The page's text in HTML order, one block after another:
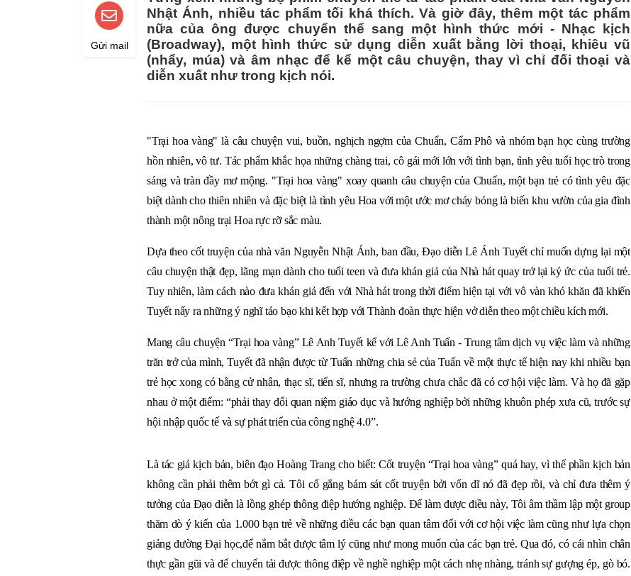
Gửi mail
Nhật Ánh, nhiều tác phẩm tối khá thích. Và giờ đây, thêm một tác phẩm
nữa của ông được chuyển thể sang một hình thức mới - Nhạc kịch
(Broadway), một hình thức sử dụng diễn xuất bằng lời thoại, khiêu vũ
(nhẩy, múa) và âm nhạc để kể một câu chuyện, thay vì chỉ đối thoại và
diễn xuất như trong kịch nói.
"Trại hoa vàng" là câu chuyện vui, buồn, nghịch ngợm của Chuẩn, Cẩm Phô và nhóm bạn học cùng trường
hồn nhiên, vô tư. Tác phẩm khắc họa những chàng trai, cô gái mới lớn với tình bạn, tình yêu tuổi học trò trong
sáng và tràn đầy mơ mộng. "Trại hoa vàng" xoay quanh câu chuyện của Chuẩn, một bạn trẻ có tình yêu đặc
biệt dành cho thiên nhiên và đặc biệt là tình yêu Hoa với một ước mơ cháy bỏng là biến khu vườn của gia đình
thành một nông trại Hoa rực rỡ sắc màu.
Dựa theo cốt truyện của nhà văn Nguyễn Nhật Ánh, ban đầu, Đạo diễn Lê Ánh Tuyết chỉ muốn dựng lại một
câu chuyện thật đẹp, lãng mạn dành cho tuổi teen và đưa khán giả của Nhà hát quay trở lại ký ức của tuổi trẻ.
Tuy nhiên, làm cách nào đưa khán giả đến với Nhà hát trong thời điểm hiện tại với vô vàn khó khăn đã khiến
Tuyết nẩy ra những ý nghĩ táo bạo khi kết hợp với Thành đoàn thực hiện vở diễn theo một chiều kích mới.
Mang câu chuyện “Trại hoa vàng” Lê Anh Tuyết kể với Lê Anh Tuấn - Trung tâm dịch vụ việc làm và những
trăn trở của mình, Tuyết đã nhận được từ Tuấn những chia sẻ của Tuấn về một thực tế hiện nay khi nhiều bạn
trẻ học xong có bằng cử nhân, thạc sĩ, tiến sĩ, nhưng ra trường chưa chắc đã có cơ hội việc làm. Và họ đã gặp
nhau ở một điểm: “phải thay đổi quan niệm giáo dục và hướng nghiệp bởi những khuôn phép xưa cũ, trước sự
hội nhập quốc tế và sự phát triển của công nghệ 4.0”.
Là tác giả kịch bản, biên đạo Hoàng Trang cho biết: Cốt truyện “Trại hoa vàng” quá hay, vì thế phần kịch bản
không cần phải thêm bớt gì cả. Tôi cố gắng bám sát cốt truyện bởi vốn dĩ nó đã đẹp rồi, và chỉ đưa thêm ý
tưởng của Đạo diễn là lồng ghép thông điệp hướng nghiệp. Để làm được điều này, Tôi âm thầm lập một group
thăm dò ý kiến của 1.000 bạn trẻ về những điều các bạn quan tâm đối với cơ hội việc làm cũng như lựa chọn
giảng đường Đại học,để nắm bắt được tâm lý cũng như mong muốn của các bạn trẻ. Qua đó, có cái nhìn chân
thực gần gũi và để chuyển tải được thông điệp về nghề nghiệp một cách nhẹ nhàng, tránh sự gượng ép, gò bó.